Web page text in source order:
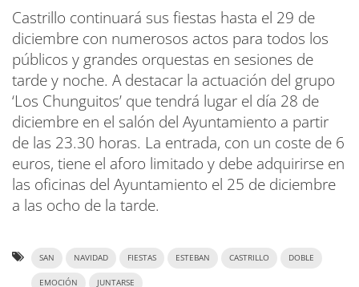
Castrillo continuará sus fiestas hasta el 29 de
diciembre con numerosos actos para todos los
públicos y grandes orquestas en sesiones de
tarde y noche. A destacar la actuación del grupo
‘Los Chunguitos’ que tendrá lugar el día 28 de
diciembre en el salón del Ayuntamiento a partir
de las 23.30 horas. La entrada, con un coste de 6
euros, tiene el aforo limitado y debe adquirirse en
las oficinas del Ayuntamiento el 25 de diciembre
a las ocho de la tarde.
SAN NAVIDAD FIESTAS ESTEBAN CASTRILLO DOBLE
EMOCIÓN JUNTARSE